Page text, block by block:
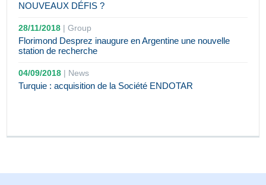
NOUVEAUX DÉFIS ?
28/11/2018 |Group
Florimond Desprez inaugure en Argentine une nouvelle
station de recherche
04/09/2018 | News
Turquie : acquisition de la Société ENDOTAR